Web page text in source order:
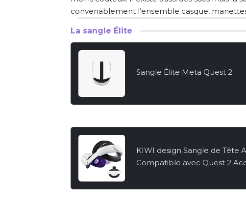
convenablement l’ensemble casque,
La sangle Élite
Sangle Élite Meta Quest 2
KIWI design Sangle de Tête
Compatible avec Quest 2
Confortable en VR